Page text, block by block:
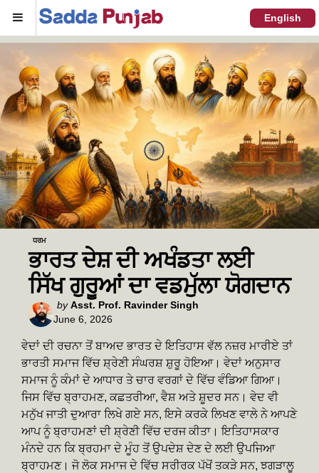
Menu English
ਧਰਮ
ਭਾਰਤ ਦੇਸ਼ ਦੀ ਅਖੰਡਤਾ ਲਈ
ਸਿੱਖ ਗੁਰੂਆਂ ਦਾ ਵਡਮੁੱਲਾ ਯੋਗਦਾਨ
Posted
by
by Asst. Prof. Ravinder Singh
June 6, 2026
ਵੇਦਾਂ ਦੀ ਰਚਨਾ ਤੋਂ ਬਾਅਦ ਭਾਰਤ ਦੇ ਇਤਿਹਾਸ ਵੱਲ ਨਜ਼ਰ ਮਾਰੀਏ ਤਾਂ
ਭਾਰਤੀ ਸਮਾਜ ਵਿੱਚ ਸ਼੍ਰੇਣੀ ਸੰਘਰਸ਼ ਸ਼ੁਰੂ ਹੋਇਆ। ਵੇਦਾਂ ਅਨੁਸਾਰ
ਸਮਾਜ ਨੂੰ ਕੰਮਾਂ ਦੇ ਆਧਾਰ ਤੇ ਚਾਰ ਵਰਗਾਂ ਦੇ ਵਿੱਚ ਵੰਡਿਆ ਗਿਆ।
ਜਿਸ ਵਿੱਚ ਬ੍ਰਾਹਮਣ, ਕਛਤਰੀਆ, ਵੈਸ਼ ਅਤੇ ਸ਼ੂਦਰ ਸਨ। ਵੇਦ ਵੀ
ਮਨੁੱਖ ਜਾਤੀ ਦੁਆਰਾ ਲਿਖੇ ਗਏ ਸਨ, ਇਸੇ ਕਰਕੇ ਲਿਖਣ ਵਾਲੇ ਨੇ ਆਪਣੇ
ਆਪ ਨੂੰ ਬ੍ਰਾਹਮਣਾਂ ਦੀ ਸ਼੍ਰੇਣੀ ਵਿੱਚ ਦਰਜ ਕੀਤਾ। ਇਤਿਹਾਸਕਾਰ
ਮੰਨਦੇ ਹਨ ਕਿ ਬ੍ਰਹਮਾ ਦੇ ਮੂੰਹ ਤੋਂ ਉਪਦੇਸ਼ ਦੇਣ ਦੇ ਲਈ ਉਪਜਿਆ
ਬ੍ਰਾਹਮਣ। ਜੋ ਲੋਕ ਸਮਾਜ ਦੇ ਵਿੱਚ ਸਰੀਰਕ ਪੱਖੋਂ ਤਕੜੇ ਸਨ, ਝਗੜਾਲੂ